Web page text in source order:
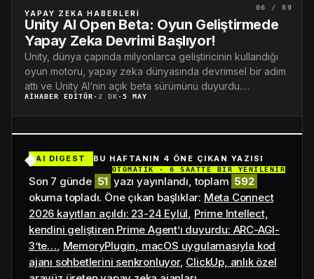
06 / 89
YAPAY ZEKA HABERLERI
Unity AI Open Beta: Oyun Geliştirmede
Yapay Zeka Devrimi Başlıyor!
Unity, dünya çapında milyonlarca geliştiricinin kullandığı
oyun motoru, yapay zeka dünyasında devrimsel bir adım
attı ve Unity AI‘nin açık beta sürümünü duyurdu.…
AIHABER EDITÖR · 2 DK · 5 MAY
AI DIGEST BU HAFTANIN 4 ÖNE ÇIKAN YAZISI
OTOMATİK · 6 SAATTE BİR YENİLENİR
Son 7 günde 51 yazı yayınlandı, toplam 592
okuma topladı. Öne çıkan başlıklar: Meta Connect
2026 kayıtları açıldı: 23-24 Eylül, Prime Intellect,
kendini geliştiren Prime Agent’ı duyurdu: ARC-AGI-
3’te…, MemoryPlugin, macOS uygulamasıyla kod
ajanı sohbetlerini senkronluyor, ClickUp, anlık özel